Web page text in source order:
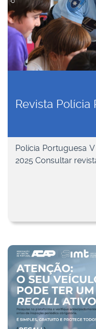
Revista Polícia
Polícia Portuguesa V
2025 Consultar